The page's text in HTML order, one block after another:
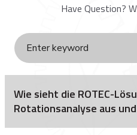
Have Question?
Wie sieht die ROTEC-
Rotationsanalyse aus